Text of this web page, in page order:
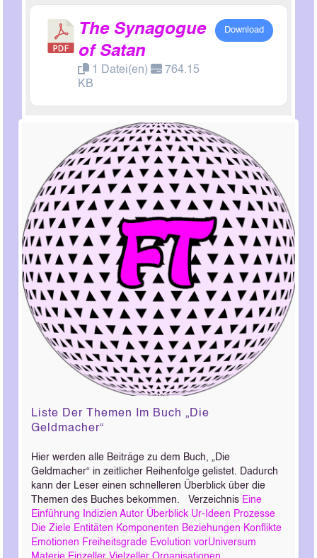
The Synagogue
of Satan
1 Datei(en)
764.15
KB
Download
Liste Der Themen Im Buch „Die
Geldmacher“
Hier werden alle Beiträge zu dem Buch, „Die
Geldmacher“ in zeitlicher Reihenfolge gelistet. Dadurch
kann der Leser einen schnelleren Überblick über die
Themen des Buches bekommen. Verzeichnis Eine
Einführung
Indizien Autor Überblick Ur-Ideen Prozesse
Die Ziele Entitäten Komponenten Beziehungen Konflikte
Emotionen Freiheitsgrade Evolution vorUniversum